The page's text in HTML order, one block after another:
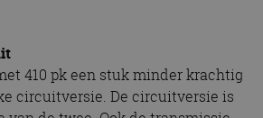
410 pk een stuk minder krachtig
circuitversie. De circuitversie is